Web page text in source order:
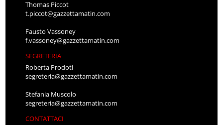
Thomas Piccot
t.piccot@gazzettamatin.com
Fausto Vassoney
f.vassoney@gazzettamatin.com
SEGRETERIA
Roberta Prodoti
segreteria@gazzettamatin.com
Stefania Muscolo
segreteria@gazzettamatin.com
CONTATTACI